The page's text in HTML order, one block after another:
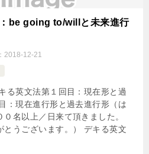
be going to/willと未来進行
2018-12-21
る英文法第１回目：現在形と過
：現在進行形と過去進行形（は
名以上／日来て頂きました。
とうございます。） デキる英文